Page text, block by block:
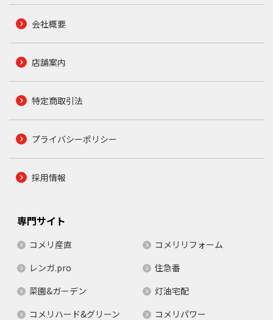
会社概要
店舗案内
特定商取引法
プライバシーポリシー
採用情報
専門サイト
コメリ産直
コメリリフォーム
レンガ.pro
住急番
菜園&ガーデン
灯油宅配
コメリハード&グリーン
コメリパワー